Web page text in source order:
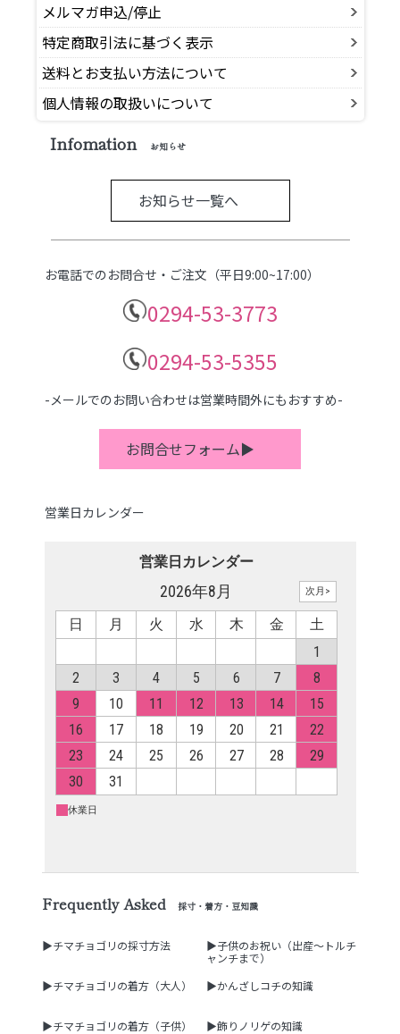
メルマガ申込/停止
特定商取引法に基づく表示
送料とお支払い方法について
個人情報の取扱いについて
Infomation お知らせ
お知らせ一覧へ
お電話でのお問合せ・ご注文（平日9:00~17:00）
0294-53-3773
0294-53-5355
-メールでのお問い合わせは営業時間外にもおすすめ-
お問合せフォーム▶
営業日カレンダー
Frequently Asked 採寸・着方・豆知識
▶チマチョゴリの採寸方法
▶子供のお祝い（出産～トルチ
ャンチまで）
▶チマチョゴリの着方（大人）
▶かんざしコチの知識
▶チマチョゴリの着方（子供） ▶飾りノリゲの知識